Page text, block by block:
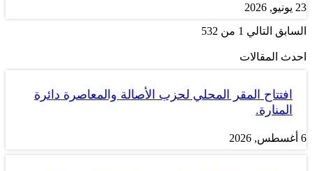
23 يونيو, 2026
السابق التالي 1 من 532
احدث المقالات
افتتاح المقر المحلي لحزب الأصالة والمعاصرة دائرة
المنارة.
6 أغسطس, 2026